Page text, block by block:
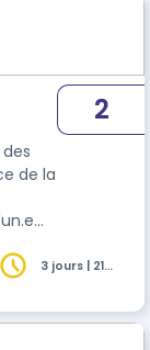
de la
2
3 jours | 21